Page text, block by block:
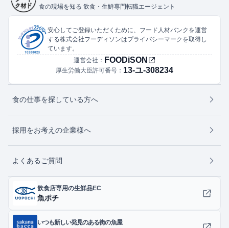
食の現場を知る 飲食・生鮮専門転職エージェント
安心してご登録いただくために、フード人材バンクを運営
する株式会社フーディソンはプライバシーマークを取得し
ています。
運営会社： FOODiSON
厚生労働大臣許可番号： 13-ユ-308234
食の仕事を探している方へ
採用をお考えの企業様へ
よくあるご質問
飲食店専用の生鮮品EC
魚ポチ
いつも新しい発見のある街の魚屋